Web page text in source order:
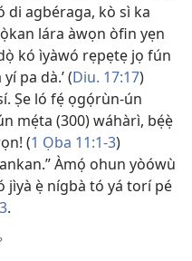
di agbéraga, kò sì ka
lára àwọn òfin yẹn
kó ìyàwó rẹpẹtẹ jọ fún
pa dà.’ (Diu. 17:17)
Ṣe ló fẹ́ ọgọ́rùn-ún
mẹ́ta (300) wáhàrì, bẹ́ẹ̀
(1 Ọba 11:1-3)
Àmọ́ ohun yòówù
jìyà ẹ̀ nígbà tó yá torí pé
.